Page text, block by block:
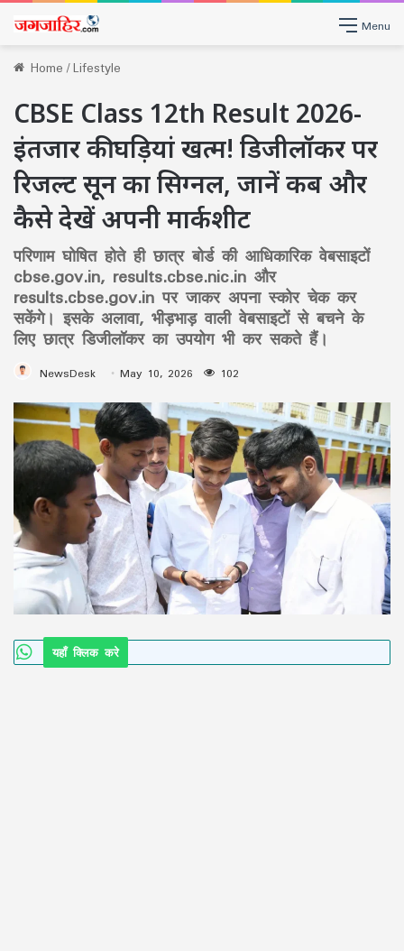
Menu
Home/Lifestyle
CBSE Class 12th Result 2026-
इंतजार की घड़ियां खत्म! डिजीलॉकर पर
रिजल्ट सून का सिग्नल, जानें कब और
कैसे देखें अपनी मार्कशीट
परिणाम घोषित होते ही छात्र बोर्ड की आधिकारिक वेबसाइटों
cbse.gov.in, results.cbse.nic.in और
results.cbse.gov.in पर जाकर अपना स्कोर चेक कर
सकेंगे। इसके अलावा, भीड़भाड़ वाली वेबसाइटों से बचने के
लिए छात्र डिजीलॉकर का उपयोग भी कर सकते हैं।
NewsDesk May 10, 2026 102
यहाँ क्लिक करे